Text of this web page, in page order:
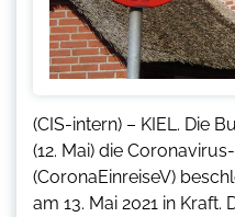
(CIS-intern) – KIEL. Die
(12. Mai) die
(CoronaEinreiseV)
am 13. Mai 2021 in